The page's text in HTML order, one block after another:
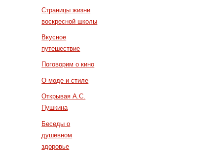
Страницы жизни
воскресной школы
Вкусное
путешествие
Поговорим о кино
О моде и стиле
Открывая А.С.
Пушкина
Беседы о
душевном
здоровье